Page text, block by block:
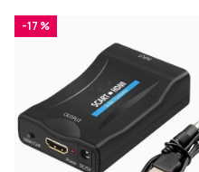
-17 %